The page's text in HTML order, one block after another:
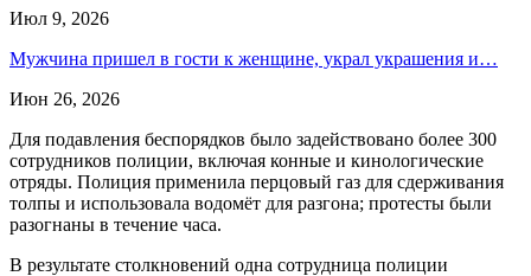
Июл 9, 2026
Мужчина пришел в гости к женщине, украл украшения и…
Июн 26, 2026
Для подавления беспорядков было задействовано более 300
сотрудников полиции, включая конные и кинологические
отряды. Полиция применила перцовый газ для сдерживания
толпы и использовала водомёт для разгона; протесты были
разогнаны в течение часа.
В результате столкновений одна сотрудница полиции